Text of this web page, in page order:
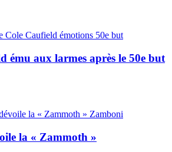
ému aux larmes après le 50e but
la « Zammoth »